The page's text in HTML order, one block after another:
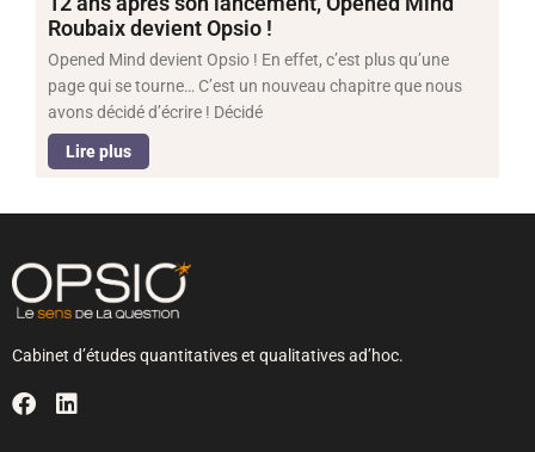
Roubaix devient Opsio !
Opened Mind devient Opsio ! En effet, c’est plus qu’une
page qui se tourne… C’est un nouveau chapitre que nous
avons décidé d’écrire ! Décidé
Lire plus
Cabinet d’études quantitatives et qualitatives ad’hoc.